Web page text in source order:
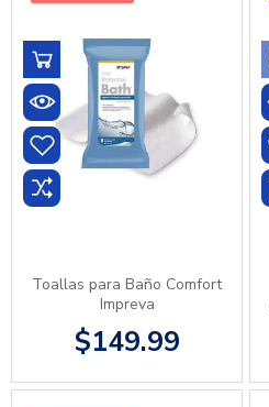
Toallas para Baño Comfort
Impreva
$149.99